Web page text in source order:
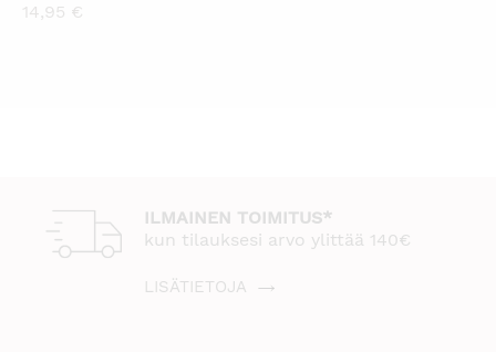
14,95 €
ILMAINEN TOIMITUS*
kun tilauksesi arvo ylittää 140€
LISÄTIETOJA